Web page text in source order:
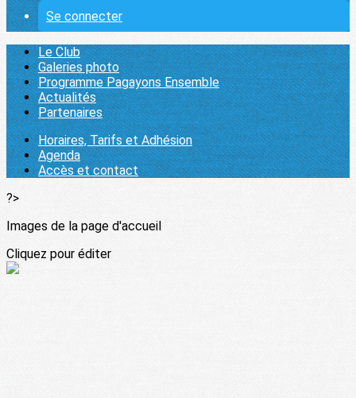
Se connecter
Le Club
Galeries photo
Programme Pagayons Ensemble
Actualités
Partenaires
Horaires, Tarifs et Adhésion
Agenda
Accès et contact
?>
Images de la page d'accueil
Cliquez pour éditer